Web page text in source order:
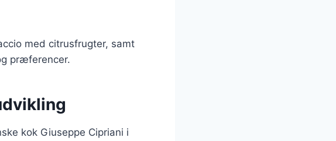
med citrusfrugter, samt
præferencer.
kok Giuseppe Cipriani i